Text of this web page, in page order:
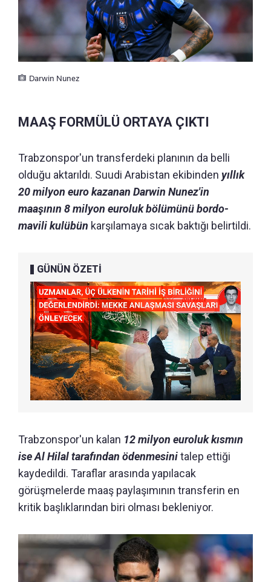
Darwin Nunez
MAAŞ FORMÜLÜ ORTAYA ÇIKTI
Trabzonspor'un transferdeki planının da belli
olduğu aktarıldı. Suudi Arabistan ekibinden yıllık
20 milyon euro kazanan Darwin Nunez'in
maaşının 8 milyon euroluk bölümünü bordo-
mavili kulübün karşılamaya sıcak baktığı belirtildi.
GÜNÜN ÖZETİ
Trabzonspor'un kalan 12 milyon euroluk kısmın
ise Al Hilal tarafından ödenmesinitalep ettiği
kaydedildi. Taraflar arasında yapılacak
görüşmelerde maaş paylaşımının transferin en
kritik başlıklarından biri olması bekleniyor.